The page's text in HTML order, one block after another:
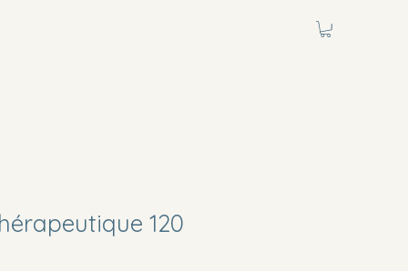
120